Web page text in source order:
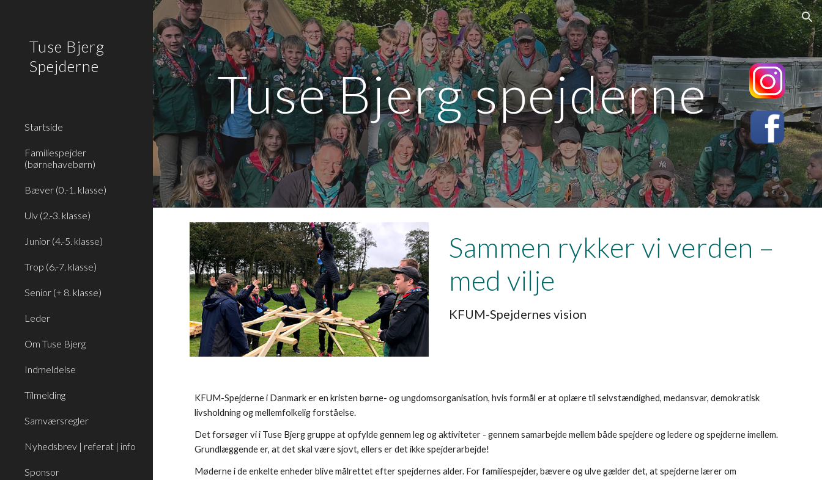
Skip to main content Skip to navigation
Tuse Bjerg
Spejderne
Startside
Familiespejder
(børnehavebørn)
Bæver (0.-1. klasse)
Ulv (2.-3. klasse)
Junior (4.-5. klasse)
Trop (6.-7. klasse)
Senior (+ 8. klasse)
Leder
Om Tuse Bjerg
Indmeldelse
Tilmelding
Samværsregler
Nyhedsbrev | referat | info
Sponsor
Tuse Bjerg spejderne
Sammen rykker vi verden –
med vilje
KFUM-Spejdernes vision
KFUM-Spejderne i Danmark er en kristen børne- og ungdomsorganisation, hvis formål er at oplære til selvstændighed, medansvar, demokratisk
livsholdning og mellemfolkelig forståelse.
Det forsøger vi i Tuse Bjerg gruppe at opfylde gennem leg og aktiviteter - gennem samarbejde mellem både spejdere og ledere og spejderne imellem.
Grundlæggende er, at det skal være sjovt, ellers er det ikke spejderarbejde!
Møderne i de enkelte enheder blive målrettet efter spejdernes alder. For familiespejder, bævere og ulve gælder det, at spejderne lærer om